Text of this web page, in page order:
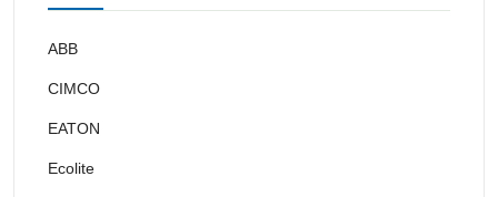
ABB
CIMCO
EATON
Ecolite